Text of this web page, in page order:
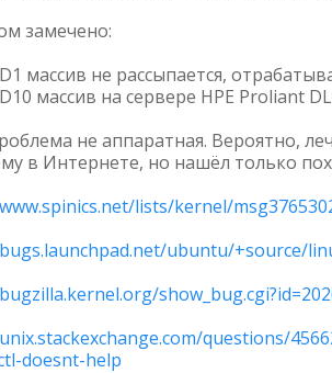
замечено:
массив не рассыпается,
массив на сервере HPE Proliant
не аппаратная. Вероятно,
в Интернете, но нашёл только
lists/kernel/
ubuntu/+source/
questions/
doesnt-help